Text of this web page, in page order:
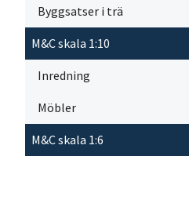
Byggsatser i trä
M&C skala 1:10
Inredning
Möbler
M&C skala 1:6